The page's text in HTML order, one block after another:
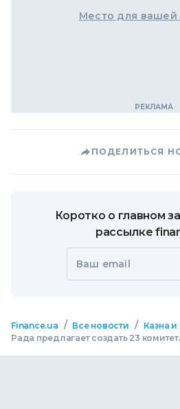
Место для вашей
ПОДЕЛИТЬСЯ
Коротко о главном
рассылке
Ваш email
Finance.ua / Все новости / Казна
Рада предлагает создать 23